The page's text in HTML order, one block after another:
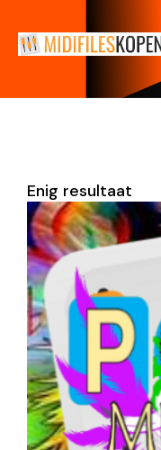
Enig resultaat